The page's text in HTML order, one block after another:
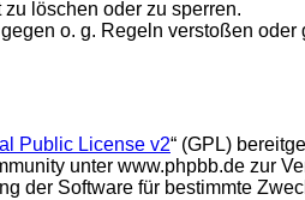
löschen oder zu sperren.
o. g. Regeln verstoßen
Public License v2“ (GPL)
unter www.phpbb.de zur
der Software für bestimmte